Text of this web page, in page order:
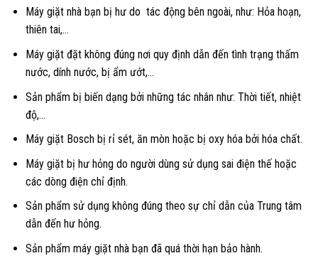
Máy giặt nhà bạn bị hư do tác động bên ngoài, như: Hỏa hoạn,
thiên tai,…
Máy giặt đặt không đúng nơi quy định dẫn đến tình trạng thấm
nước, dính nước, bị ẩm ướt,…
Sản phẩm bị biến dạng bởi những tác nhân như: Thời tiết, nhiệt
độ,…
Máy giặt Bosch bị rỉ sét, ăn mòn hoặc bị oxy hóa bởi hóa chất.
Máy giặt bị hư hỏng do người dùng sử dụng sai điện thế hoặc
các dòng điện chỉ định.
Sản phẩm sử dụng không đúng theo sự chỉ dẫn của Trung tâm
dẫn đến hư hỏng.
Sản phẩm máy giặt nhà bạn đã quá thời hạn bảo hành.